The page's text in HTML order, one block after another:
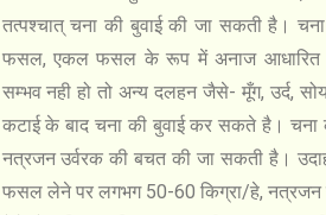
तत्पश्चात् चना की बुवाई की जा सकती है।
फसल, एकल फसल के रूप में अनाज आधारित
सम्भव नही हो तो अन्य दलहन जैसे- मूँग, उर्द,
कटाई के बाद चना की बुवाई कर सकते है।
नत्रजन उर्वरक की बचत की जा सकती है।
फसल लेने पर लगभग 50-60 किग्रा/हे, नत्रजन